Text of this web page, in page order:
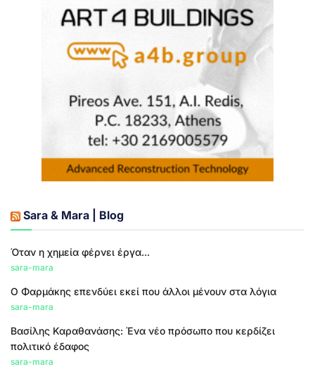
Sara & Mara | Blog
Όταν η χημεία φέρνει έργα...
sara-mara
Ο Φαρμάκης επενδύει εκεί που άλλοι μένουν στα λόγια
sara-mara
Βασίλης Καραθανάσης: Ένα νέο πρόσωπο που κερδίζει
πολιτικό έδαφος
sara-mara